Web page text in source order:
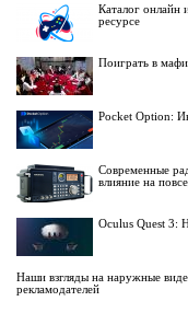
Каталог онлайн
ресурсе
Поиграть в
Pocket Option:
Современные
влияние на
Oculus Quest 3:
Наши взгляды на наружные
рекламодателей